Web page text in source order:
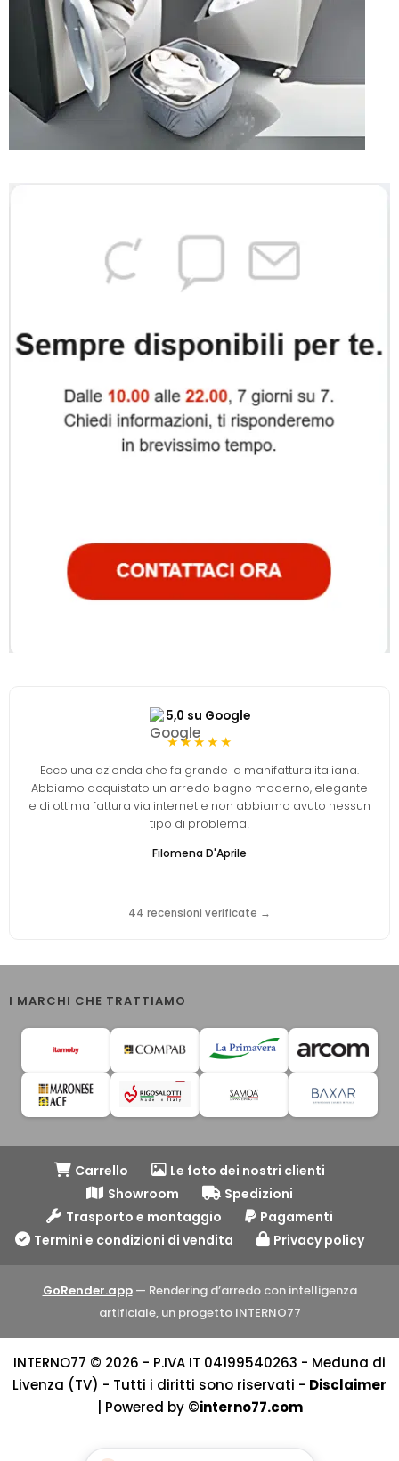
5,0 su Google
★★★★★
Ecco una azienda che fa grande la manifattura italiana.
Abbiamo acquistato un arredo bagno moderno, elegante
e di ottima fattura via internet e non abbiamo avuto nessun
tipo di problema!
Filomena D'Aprile
44 recensioni verificate →
I MARCHI CHE TRATTIAMO
Carrello
Le foto dei nostri clienti
Showroom
Spedizioni
Trasporto e montaggio
Pagamenti
Termini e condizioni di vendita
Privacy policy
GoRender.app— Rendering d’arredo con intelligenza
artificiale, un progetto INTERNO77
INTERNO77 © 2026 - P.IVA IT 04199540263 - Meduna di
Livenza (TV) - Tutti i diritti sono riservati - Disclaimer
| Powered by ©interno77.com